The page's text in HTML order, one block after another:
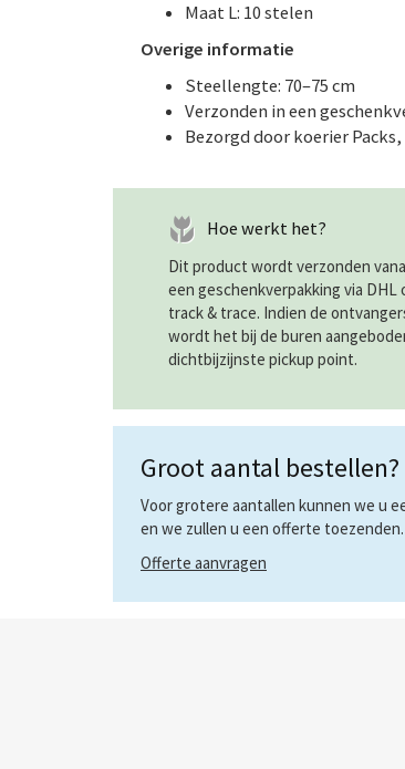
Maat L: 10 stelen
Overige informatie
Steellengte: 70–75 cm
Verzonden in een
Bezorgd door koerier Packs,
Hoe werkt het?
Dit product wordt verzonden
een geschenkverpakking via DHL
track & trace. Indien de
wordt het bij de buren
dichtbijzijnste pickup point.
Groot aantal bestellen?
Voor grotere aantallen kunnen we u
en we zullen u een offerte toezenden.
Offerte aanvragen